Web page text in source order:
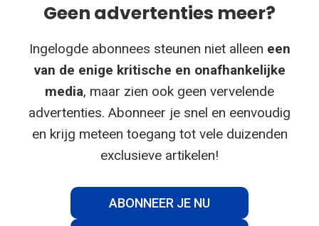
Geen advertenties meer?
Ingelogde abonnees steunen niet alleen een
van de enige kritische en onafhankelijke
media, maar zien ook geen vervelende
advertenties. Abonneer je snel en eenvoudig
en krijg meteen toegang tot vele duizenden
exclusieve artikelen!
ABONNEER JE NU